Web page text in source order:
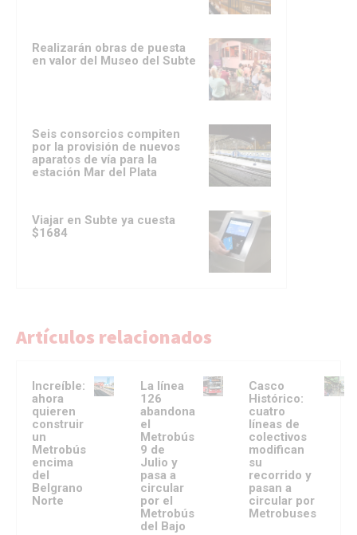
Realizarán obras de puesta
en valor del Museo del Subte
Seis consorcios compiten
por la provisión de nuevos
aparatos de vía para la
estación Mar del Plata
Viajar en Subte ya cuesta
$1684
Artículos relacionados
Increíble:
ahora
quieren
construir
un
Metrobús
encima
del
Belgrano
Norte
La línea
126
abandona
el
Metrobús
9 de
Julio y
pasa a
circular
por el
Metrobús
del Bajo
Casco
Histórico:
cuatro
líneas de
colectivos
modifican
su
recorrido y
pasan a
circular por
Metrobuses